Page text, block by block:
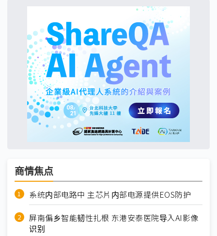
商情焦点
系统内部电路中 主芯片内部电源提供EOS防护
屏南偏乡智能韧性扎根 东港安泰医院导入AI影像
识别